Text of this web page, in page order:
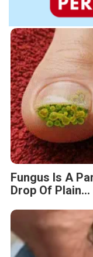
Fungus Is A
Drop Of Plain...